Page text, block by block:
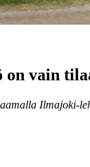
on vain
Ilmajoki-